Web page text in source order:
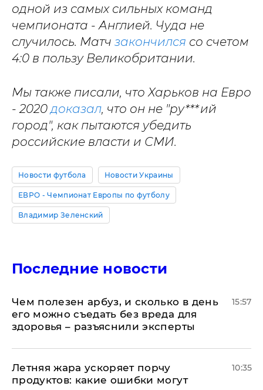
одной из самых сильных команд
чемпионата - Англией. Чуда не
случилось. Матч закончился со счетом
4:0 в пользу Великобритании.
Мы также писали, что Харьков на Евро
- 2020 доказал, что он не "ру***ий
город", как пытаются убедить
российские власти и СМИ.
Новости футбола Новости Украины
ЕВРО - Чемпионат Европы по футболу
Владимир Зеленский
Последние новости
Чем полезен арбуз, и сколько в день
его можно съедать без вреда для
здоровья – разъяснили эксперты
15:57
Летняя жара ускоряет порчу
продуктов: какие ошибки могут
10:35